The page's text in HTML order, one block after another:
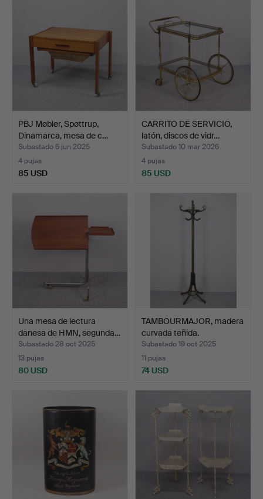
PBJ Møbler, Spøttrup,
Dinamarca, mesa de c…
Subastado 6 jun 2025
4 pujas
85 USD
CARRITO DE SERVICIO,
latón, discos de vidr…
Subastado 10 mar 2026
4 pujas
85 USD
Una mesa de lectura
danesa de HMN, segunda…
Subastado 28 oct 2025
13 pujas
80 USD
TAMBOURMAJOR, madera
curvada teñida.
Subastado 19 oct 2025
11 pujas
74 USD